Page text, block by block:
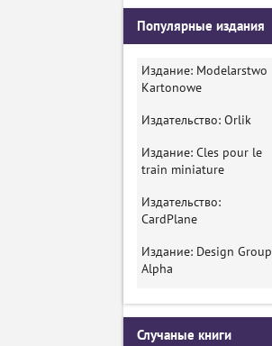
Популярные издания
Издание: Modelarstwo
Kartonowe
Издательство: Orlik
Издание: Cles pour le
train miniature
Издательство:
CardPlane
Издание: Design Group
Alpha
Случаные книги